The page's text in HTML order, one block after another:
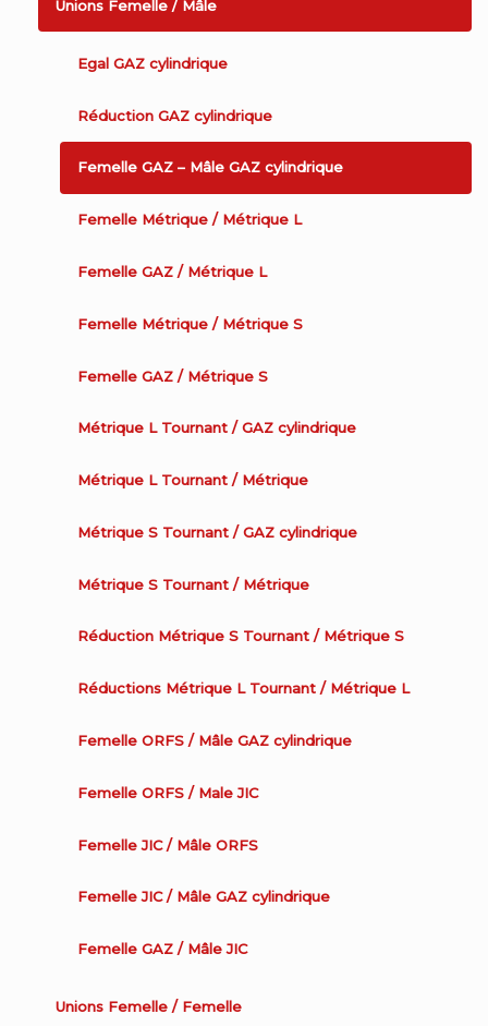
Unions Femelle / Mâle
Egal GAZ cylindrique
Réduction GAZ cylindrique
Femelle GAZ – Mâle GAZ cylindrique
Femelle Métrique / Métrique L
Femelle GAZ / Métrique L
Femelle Métrique / Métrique S
Femelle GAZ / Métrique S
Métrique L Tournant / GAZ cylindrique
Métrique L Tournant / Métrique
Métrique S Tournant / GAZ cylindrique
Métrique S Tournant / Métrique
Réduction Métrique S Tournant / Métrique S
Réductions Métrique L Tournant / Métrique L
Femelle ORFS / Mâle GAZ cylindrique
Femelle ORFS / Male JIC
Femelle JIC / Mâle ORFS
Femelle JIC / Mâle GAZ cylindrique
Femelle GAZ / Mâle JIC
Unions Femelle / Femelle